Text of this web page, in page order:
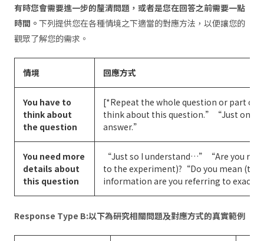
有時您會需要進一步的釐清問題，或者是您在回答之前需要一點
時間。 下列提供您在各種情境之下適當的對應方法，以便讓您的
觀眾了解您的需求。
情境 回應方式
You have to
think about
the question
[*Repeat the whole question or part of
think about this question.”“Just one
answer.”
You need more
details about
this question
“Just so I understand…”“Are you
to the experiment)?“Do you mean
information are you referring to
Response Type B:以下為研究相關問題及對應方式的真實範例